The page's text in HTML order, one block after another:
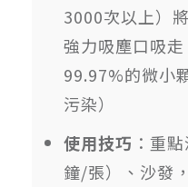
3000次以上）
強力吸塵口吸
99.97%的微小
污染）
使用技巧 ：重
鐘/張）、沙發